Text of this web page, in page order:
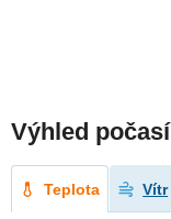
Výhled počasí
Teplota Vítr